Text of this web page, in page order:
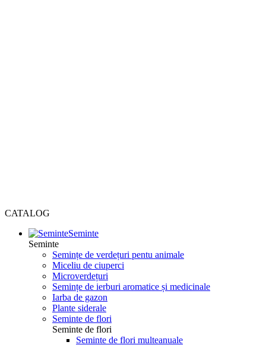
CATALOG
Seminte
Seminte
Semințe de verdețuri pentu animale
Miceliu de ciuperci
Microverdețuri
Semințe de ierburi aromatice și medicinale
Iarba de gazon
Plante siderale
Seminte de flori
Seminte de flori
Seminte de flori multeanuale